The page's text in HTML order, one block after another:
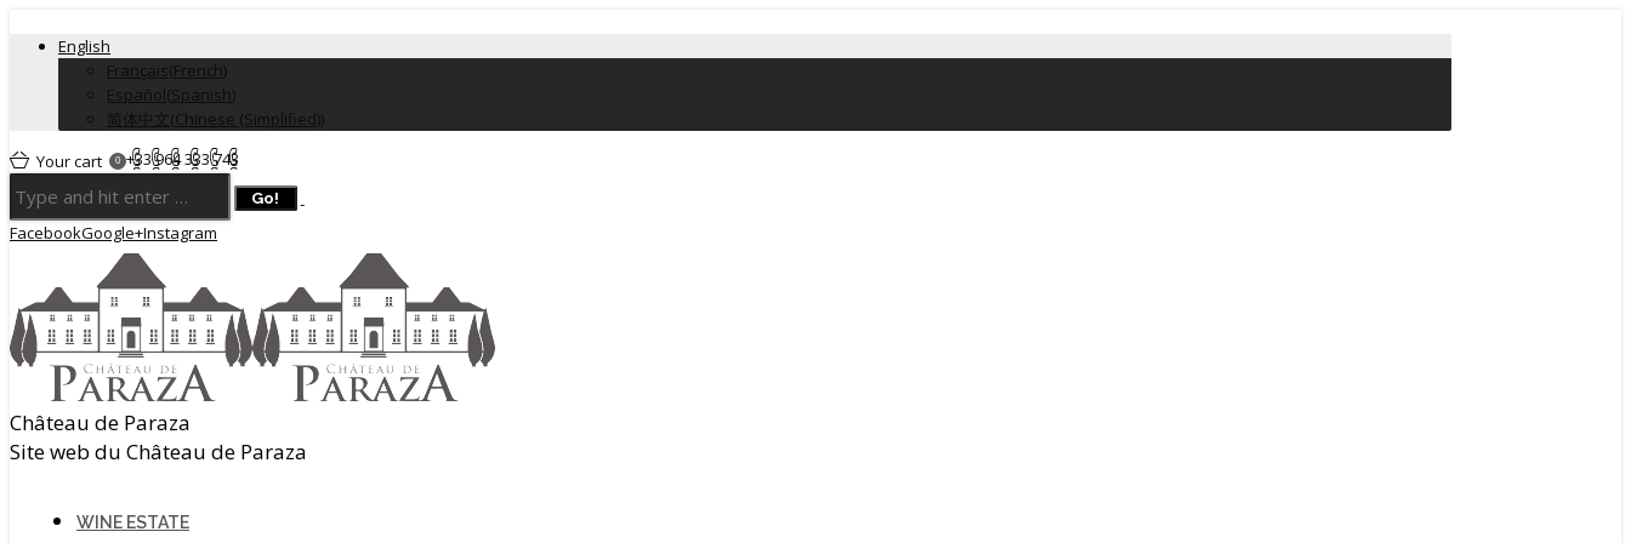
English
Français(French)
Español(Spanish)
简体中文(Chinese (Simplified))
Your cart
0 +33 964 333 743
FacebookGoogle+Instagram
Château de Paraza
Site web du Château de Paraza
WINE ESTATE